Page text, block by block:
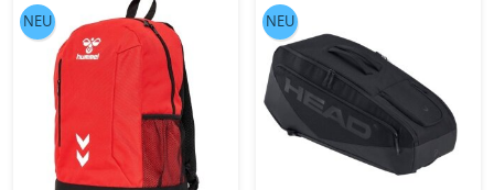
NEU NEU